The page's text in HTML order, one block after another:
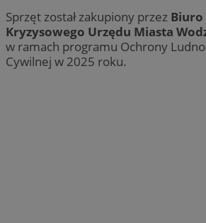
Sprzęt został zakupiony przez Biuro
Kryzysowego Urzędu Miasta
w ramach programu Ochrony
Cywilnej w 2025 roku.